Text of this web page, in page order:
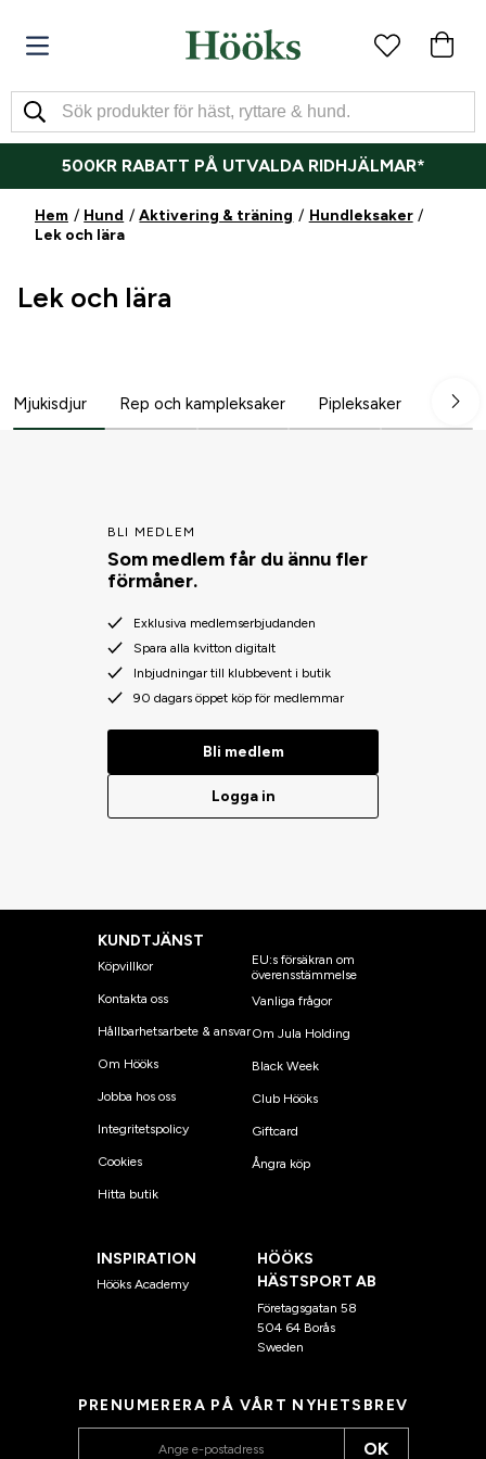
500KR RABATT PÅ UTVALDA RIDHJÄLMAR*
Hem Hund Aktivering & träning
Hundleksaker
Lek och lära
Lek och lära
Mjukisdjur Rep och kampleksaker Pipleksaker Lek
BLI MEDLEM
Som medlem får du ännu fler
förmåner.
Exklusiva medlemserbjudanden
Spara alla kvitton digitalt
Inbjudningar till klubbevent i butik
90 dagars öppet köp för medlemmar
Bli medlem
Logga in
KUNDTJÄNST
Köpvillkor
Kontakta oss
Hållbarhetsarbete & ansvar
Om Hööks
Jobba hos oss
Integritetspolicy
Cookies
Hitta butik
EU:s försäkran om
överensstämmelse
Vanliga frågor
Om Jula Holding
Black Week
Club Hööks
Giftcard
Ångra köp
INSPIRATION
Hööks Academy
HÖÖKS
HÄSTSPORT AB
Företagsgatan 58
504 64 Borås
Sweden
PRENUMERERA PÅ VÅRT NYHETSBREV
OK